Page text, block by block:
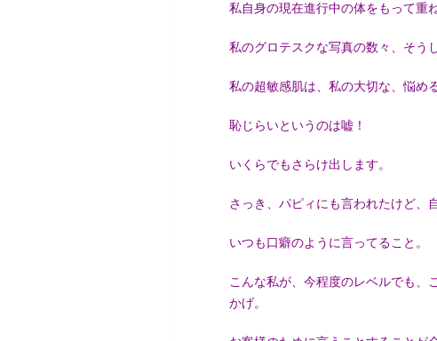
私自身の現在進行中の体をもって重
私のグロテスクな写真の数々、そう
私の超敏感肌は、私の大切な、悩め
恥じらいというのは嘘！
いくらでもさらけ出します。
さっき、パピィにも言われたけど、
いつも口癖のように言ってること。
こんな私が、今程度のレベルでも、
かげ。